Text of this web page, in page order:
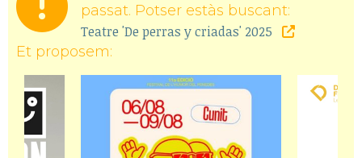
passat. Potser estàs buscant:
Teatre 'De perras y criadas' 2025
Et proposem: